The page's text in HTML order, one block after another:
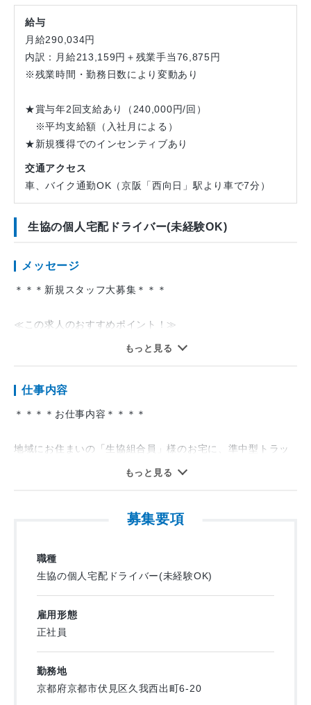
給与
月給290,034円
内訳：月給213,159円＋残業手当76,875円
※残業時間・勤務日数により変動あり
★賞与年2回支給あり（240,000円/回）
※平均支給額（入社月による）
★新規獲得でのインセンティブあり
交通アクセス
車、バイク通勤OK（京阪「西向日」駅より車で7分）
生協の個人宅配ドライバー(未経験OK)
メッセージ
＊＊＊新規スタッフ大募集＊＊＊
≪この求人のおすすめポイント！≫
届くまで何度も訪問はありません！
・土日休み、平日のみのお仕事で、
・お客様に直接「ありがとう」と
・業務未経験の方、フリーター、ブランクもOK！
もっと見る
仕事内容
＊＊＊＊お仕事内容＊＊＊＊
地域にお住まいの「生協組合員」様のお宅に、準中型トラッ
ク（1.5ｔ車）にのって野菜や冷凍食品などの食料品や飲料水
せん（ときどき、お米を運んでもらう時もあります）
もほぼなし！何度も戻ってくる手間もかかりませんよ！！
毎回決まったルートに配達するので初めての場所で道に迷う
こともありません！入社してすぐは側乗からスタート。
ります。
もっと見る
募集要項
職種
生協の個人宅配ドライバー(未経験OK)
雇用形態
正社員
勤務地
京都府京都市伏見区久我西出町6-20